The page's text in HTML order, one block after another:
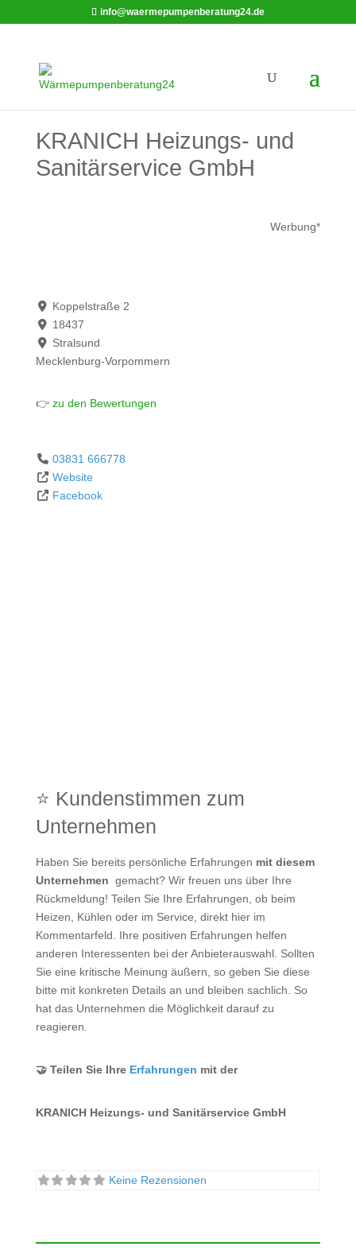
info@waermepumpenberatung24.de
KRANICH Heizungs- und
Sanitärservice GmbH
Werbung*
Koppelstraße 2
18437
Stralsund
Mecklenburg-Vorpommern
👉zu den Bewertungen
03831 666778
Website
Facebook
⭐ Kundenstimmen zum
Unternehmen
Haben Sie bereits persönliche Erfahrungen mit diesem
Unternehmen gemacht? Wir freuen uns über Ihre
Rückmeldung! Teilen Sie Ihre Erfahrungen, ob beim
Heizen, Kühlen oder im Service, direkt hier im
Kommentarfeld. Ihre positiven Erfahrungen helfen
anderen Interessenten bei der Anbieterauswahl. Sollten
Sie eine kritische Meinung äußern, so geben Sie diese
bitte mit konkreten Details an und bleiben sachlich. So
hat das Unternehmen die Möglichkeit darauf zu
reagieren.
🤝 Teilen Sie Ihre Erfahrungen mit der
KRANICH Heizungs- und Sanitärservice GmbH
Keine Rezensionen